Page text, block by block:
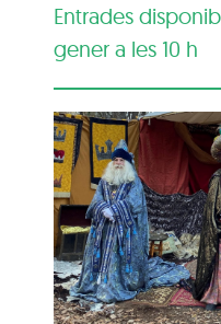
Entrades
gener a les 10 h